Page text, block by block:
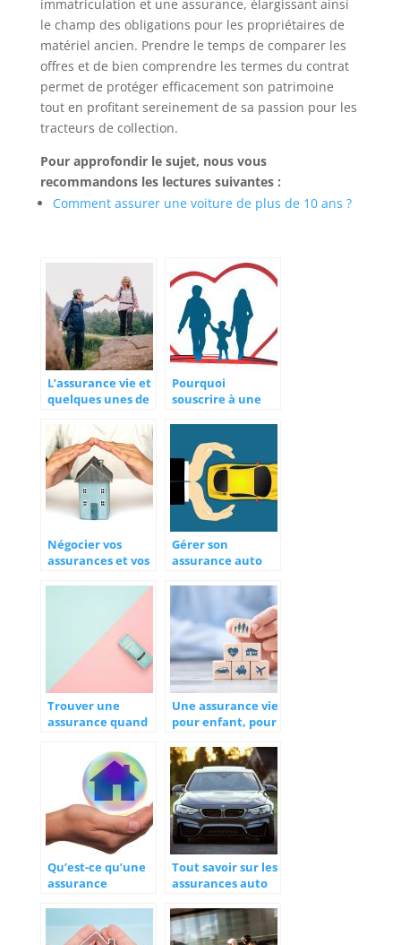
immatriculation et une assurance, élargissant ainsi
le champ des obligations pour les propriétaires de
matériel ancien. Prendre le temps de comparer les
offres et de bien comprendre les termes du contrat
permet de protéger efficacement son patrimoine
tout en profitant sereinement de sa passion pour les
tracteurs de collection.
Pour approfondir le sujet, nous vous
recommandons les lectures suivantes :
Comment assurer une voiture de plus de 10 ans ?
L’assurance vie et
quelques unes de
Pourquoi
souscrire à une
Négocier vos
assurances et vos
Gérer son
assurance auto
conseils pratiques
Trouver une
assurance quand
Une assurance vie
pour enfant, pour
meilleur
Qu’est-ce qu’une
assurance
Tout savoir sur les
assurances auto